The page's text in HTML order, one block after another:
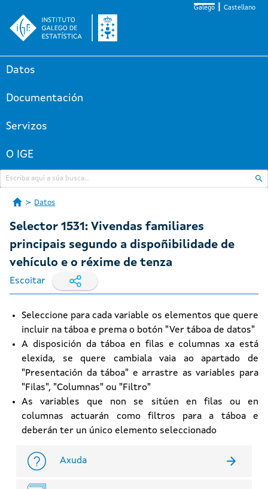
Galego Castellano
Datos
Documentación
Servizos
O IGE
Datos
Selector 1531: Vivendas familiares
principais segundo a dispoñibilidade de
vehículo e o réxime de tenza
Escoitar
Seleccione para cada variable os elementos que quere
incluir na táboa e prema o botón "Ver táboa de datos"
A disposición da táboa en filas e columnas xa está
elexida, se quere cambiala vaia ao apartado de
"Presentación da táboa" e arrastre as variables para
"Filas", "Columnas" ou "Filtro"
As variables que non se sitúen en filas ou en
columnas actuarán como filtros para a táboa e
deberán ter un único elemento seleccionado
Axuda